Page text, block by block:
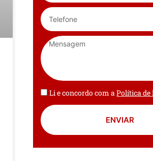
Li e concordo com aPolítica de
ENVIAR